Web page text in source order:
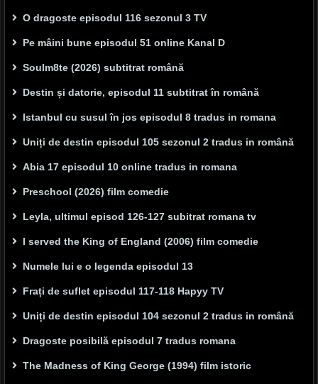
O dragoste episodul 116 sezonul 3 TV
Pe mâini bune episodul 51 online Kanal D
Soulm8te (2026) subtitrat română
Destin și datorie, episodul 11 subtitrat în română
Istanbul cu susul în jos episodul 8 tradus in romana
Uniți de destin episodul 105 sezonul 2 tradus in română
Abia 17 episodul 10 online tradus in romana
Preschool (2026) film comedie
Leyla, ultimul episod 126-127 subitrat romana tv
I served the King of England (2006) film comedie
Numele lui e o legenda episodul 13
Frați de suflet episodul 117-118 Hapyy TV
Uniți de destin episodul 104 sezonul 2 tradus in română
Dragoste posibilă episodul 7 tradus romana
The Madness of King George (1994) film istoric